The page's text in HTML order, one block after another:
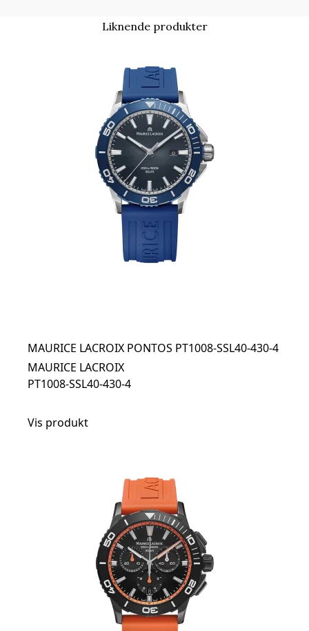
Liknende produkter
MAURICE LACROIX PONTOS PT1008-SSL40-430-4
MAURICE LACROIX
PT1008-SSL40-430-4
Vis produkt